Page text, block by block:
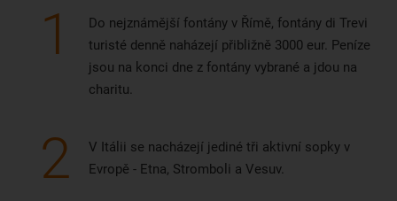
1
Do nejznámější fontány v Římě, fontány di Trevi
turisté denně naházejí přibližně 3000 eur. Peníze
jsou na konci dne z fontány vybrané a jdou na
charitu.
2
V Itálii se nacházejí jediné tři aktivní sopky v
Evropě - Etna, Stromboli a Vesuv.